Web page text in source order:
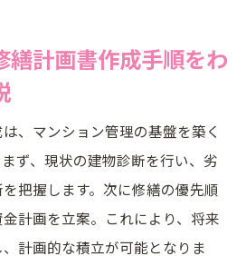
繕計画書作成手順をわ
、マンション管理の基盤を築く
ず、現状の建物診断を行い、劣
把握します。次に修繕の優先順
計画を立案。これにより、将来
計画的な積立が可能となりま